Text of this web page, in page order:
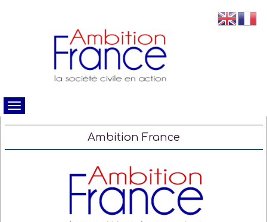
Ambition France